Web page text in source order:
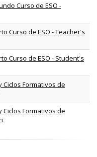
Curso de ESO -
Curso de ESO - Teacher's
Curso de ESO - Student's
Ciclos Formativos de
Ciclos Formativos de